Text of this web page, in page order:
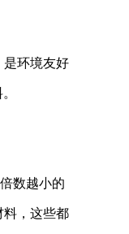
是环境友好
数越小的
料，这些都